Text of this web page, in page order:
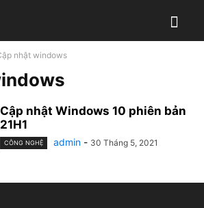
nhật windows
Cập nhật Windows 10 phiên bản
21H1
CÔNG NGHỆ admin - 30 Tháng 5, 2021